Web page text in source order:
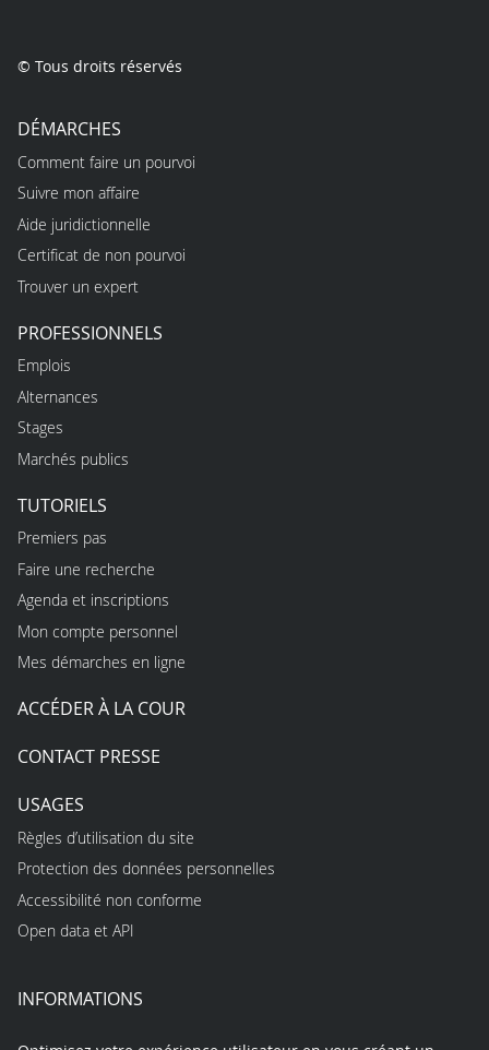
© Tous droits réservés
DÉMARCHES
Comment faire un pourvoi
Suivre mon affaire
Aide juridictionnelle
Certificat de non pourvoi
Trouver un expert
PROFESSIONNELS
Emplois
Alternances
Stages
Marchés publics
TUTORIELS
Premiers pas
Faire une recherche
Agenda et inscriptions
Mon compte personnel
Mes démarches en ligne
ACCÉDER À LA COUR
CONTACT PRESSE
USAGES
Règles d’utilisation du site
Protection des données personnelles
Accessibilité non conforme
Open data et API
INFORMATIONS